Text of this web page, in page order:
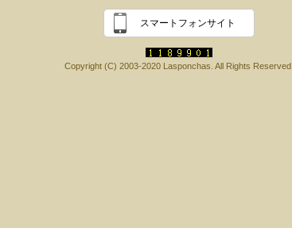
スマートフォンサイト
Copyright (C) 2003-2020 Lasponchas. All Rights Reserved.